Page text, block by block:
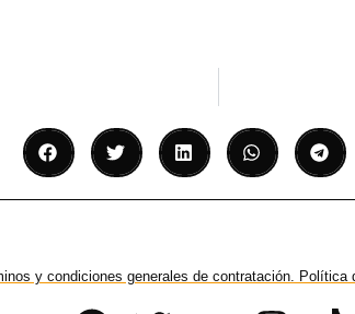
y condiciones generales de contratación. Política